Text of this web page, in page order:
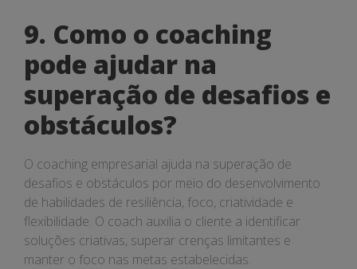
9. Como o coaching
pode ajudar na
superação de desafios e
obstáculos?
O coaching empresarial ajuda na superação de
desafios e obstáculos por meio do desenvolvimento
de habilidades de resiliência, foco, criatividade e
flexibilidade. O coach auxilia o cliente a identificar
soluções criativas, superar crenças limitantes e
manter o foco nas metas estabelecidas.